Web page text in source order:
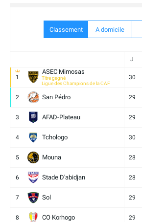
Classement A domicile
J
1
ASEC Mimosas
Titre gagné
Ligue des Champions de la CAF
30
2 San Pédro 29
3 AFAD-Plateau 29
4 Tchologo 30
5 Mouna 28
6 Stade D'abidjan 28
7 Sol 29
8 CO Korhogo 29